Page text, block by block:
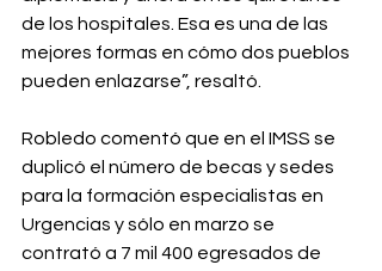
de los hospitales. Esa es una de las
mejores formas en cómo dos pueblos
pueden enlazarse”, resaltó.⁣
Robledo comentó que en el IMSS se
duplicó el número de becas y sedes
para la formación especialistas en
Urgencias y sólo en marzo se
contrató a 7 mil 400 egresados de